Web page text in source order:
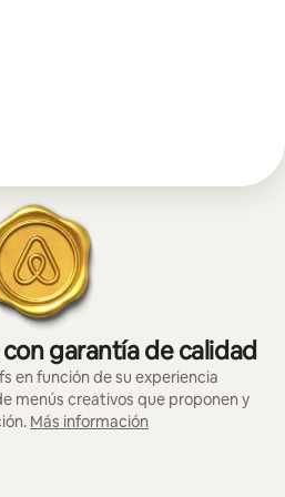
garantía de calidad
en función de su experiencia
menús creativos que proponen y
Más información